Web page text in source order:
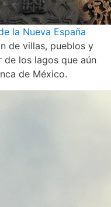
la Nueva España
de villas, pueblos y
de los lagos que aún
de México.